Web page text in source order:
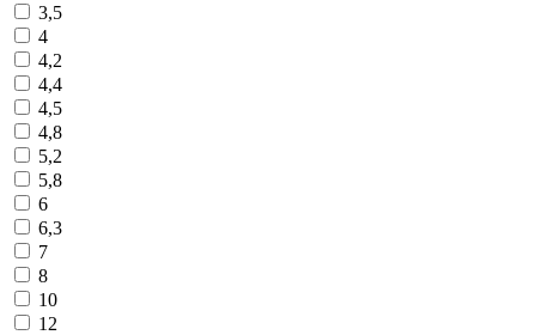
3,5
4
4,2
4,4
4,5
4,8
5,2
5,8
6
6,3
7
8
10
12